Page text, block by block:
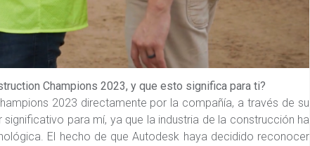
Champions 2023, y que esto significa para ti?
2023 directamente por la compañía, a través de su
para mí, ya que la industria de la construcción ha
El hecho de que Autodesk haya decidido reconocer